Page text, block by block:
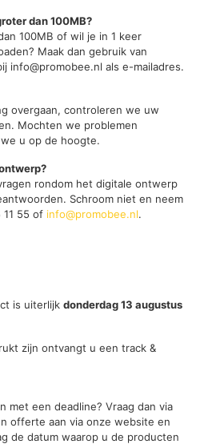
dan 100MB?
100MB of wil je in 1 keer
Maak dan gebruik van
info@promobee.nl als e-mailadres.
overgaan, controleren we uw
Mochten we problemen
u op de hoogte.
rondom het digitale ontwerp
Schroom niet en neem
55 of info@promobee.nl.
is uiterlijk donderdag 13 augustus
zijn ontvangt u een track &
met een deadline? Vraag dan via
offerte aan via onze website en
de datum waarop u de producten